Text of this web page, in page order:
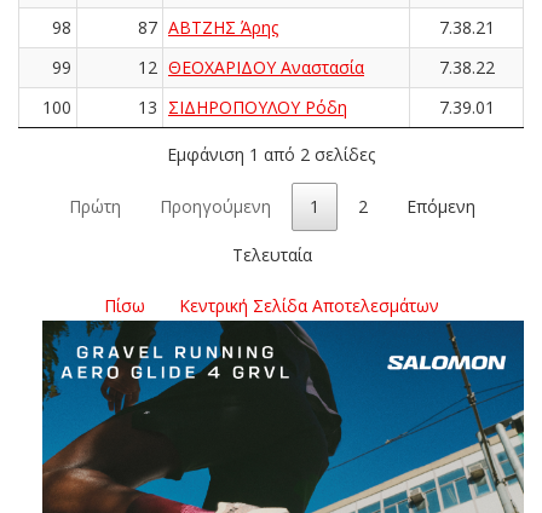
98 87 ΑΒΤΖΗΣ Άρης
7.38.21
99
12 ΘΕΟΧΑΡΙΔΟΥ Αναστασία
7.38.22
100
13 ΣΙΔΗΡΟΠΟΥΛΟΥ Ρόδη 7.39.01
Εμφάνιση 1 από 2 σελίδες
Πρώτη Προηγούμενη 1 2 Επόμενη
Τελευταία
Πίσω Κεντρική Σελίδα Αποτελεσμάτων